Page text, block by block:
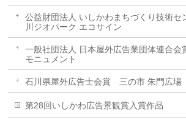
公益財団法人 いしかわまちづくり技術
川ジオパーク エコサイン
一般社団法人 日本屋外広告業団体連合
モニュメント
石川県屋外広告士会賞 三の市 朱門広場
第28回いしかわ広告景観賞入賞作品